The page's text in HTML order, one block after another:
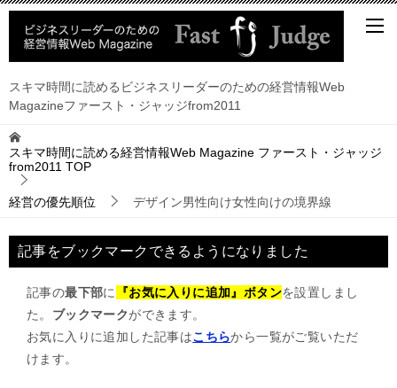
スキマ時間に読めるビジネスリーダーのための経営情報Web
Magazineファースト・ジャッジfrom2011
スキマ時間に読める経営情報Web Magazine ファースト・ジャッジ
from2011 TOP
経営の優先順位 デザイン男性向け女性向けの境界線
記事をブックマークできるようになりました
記事の最下部に 『お気に入りに追加』ボタンを設置しまし
た。 ブックマークができます。
お気に入りに追加した記事はこちらから一覧がご覧いただ
けます。